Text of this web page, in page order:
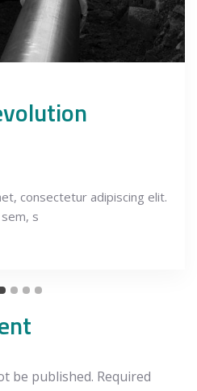
consectetur adipiscing elit.
s
be published. Required